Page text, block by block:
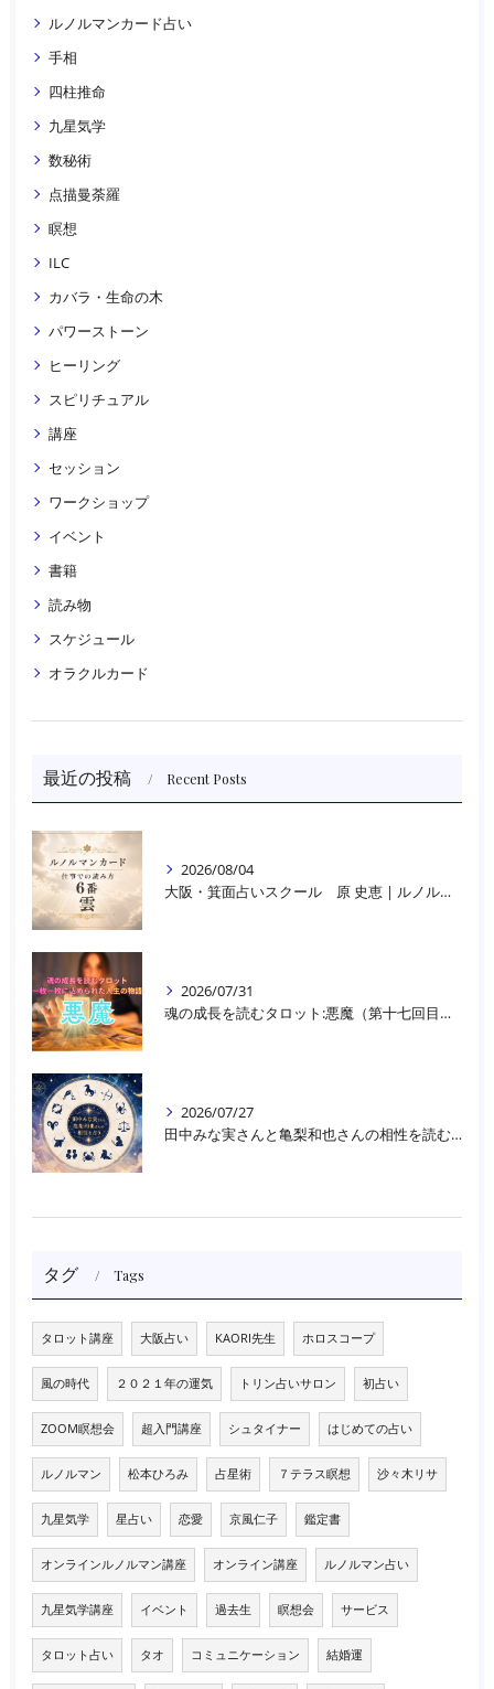
ルノルマンカード占い
手相
四柱推命
九星気学
数秘術
点描曼荼羅
瞑想
ILC
カバラ・生命の木
パワーストーン
ヒーリング
スピリチュアル
講座
セッション
ワークショップ
イベント
書籍
読み物
スケジュール
オラクルカード
最近の投稿 Recent Posts
2026/08/04
大阪・箕面占いスクール 原 史恵 | ルノルマンカード読み方のコツ「雲」 仕事をテーマに占った場合
2026/07/31
魂の成長を読むタロット:悪魔（第十七回目）｜大阪・箕面占いスクールラブアンドライト
2026/07/27
田中みな実さんと亀梨和也さんの相性を読む｜大阪・箕面占いスクールラブアンドライト
タグ Tags
タロット講座 大阪占い KAORI先生 ホロスコープ
風の時代 ２０２１年の運気 トリン占いサロン 初占い
ZOOM瞑想会 超入門講座 シュタイナー はじめての占い
ルノルマン 松本ひろみ 占星術 ７テラス瞑想 沙々木リサ
九星気学 星占い 恋愛 京風仁子 鑑定書
オンラインルノルマン講座 オンライン講座 ルノルマン占い
九星気学講座 イベント 過去生 瞑想会 サービス
タロット占い タオ コミュニケーション 結婚運